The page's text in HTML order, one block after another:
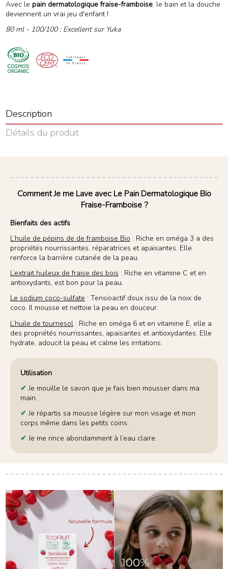
Avec le pain dermatologique fraise-framboise, le bain et la douche
deviennent un vrai jeu d'enfant !
80 ml - 100/100 : Excellent sur Yuka
Description
Détails du produit
Comment Je me Lave avec Le Pain Dermatologique Bio
Fraise-Framboise ?
Bienfaits des actifs
L’huile de pépins de de framboise Bio : Riche en oméga 3 a des
propriétés nourrissantes, réparatrices et apaisantes. Elle
renforce la barrière cutanée de la peau.
L’extrait huileux de fraise des bois : Riche en vitamine C et en
antioxydants, est bon pour la peau.
Le sodium coco-sulfate : Tensioactif doux issu de la noix de
coco. Il mousse et nettoie la peau en douceur.
L’huile de tournesol : Riche en oméga 6 et en vitamine E, elle a
des propriétés nourrissantes, apaisantes et antioxydantes. Elle
hydrate, adoucit la peau et calme les irritations.
Utilisation
✔ Je mouille le savon que je fais bien mousser dans ma
main.
✔ Je répartis sa mousse légère sur mon visage et mon
corps même dans les petits coins.
✔ Je me rince abondamment à l’eau claire.